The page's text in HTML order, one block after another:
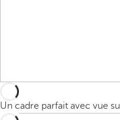
Un cadre parfait avec vue